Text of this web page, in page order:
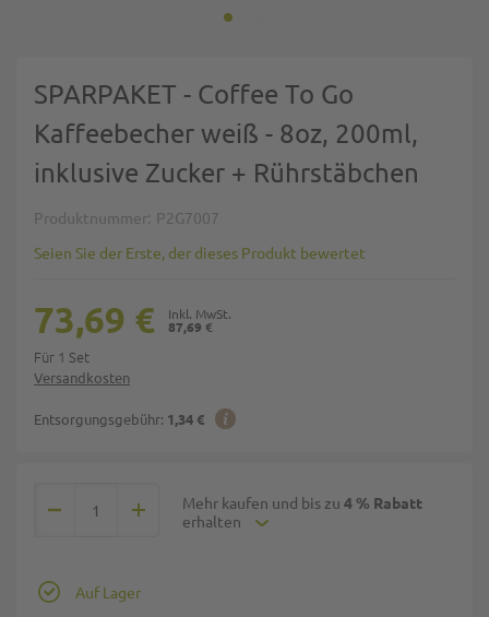
SPARPAKET - Coffee To Go
Kaffeebecher weiß - 8oz, 200ml,
inklusive Zucker + Rührstäbchen
Produktnummer P2G7007
Seien Sie der Erste, der dieses Produkt bewertet
Versandkosten
Entsorgungsgebühr: 1,34 €
87,69 €
73,69 €
Für 1 Set
Mehr kaufen und bis zu 4 % Rabatt
erhalten
Auf Lager